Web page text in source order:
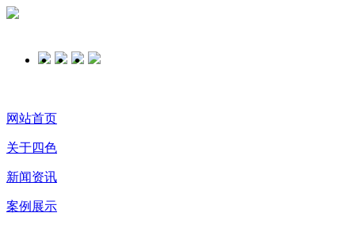
网站首页
关于四色
新闻资讯
案例展示